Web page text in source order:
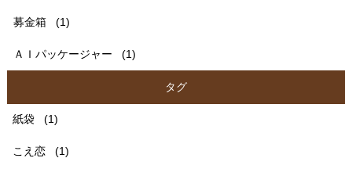
募金箱 (1)
ＡＩパッケージャー (1)
タグ
紙袋 (1)
こえ恋 (1)